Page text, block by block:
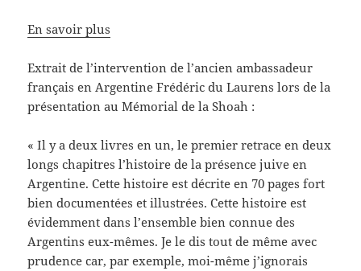
En savoir plus
Extrait de l’intervention de l’ancien ambassadeur
français en Argentine Frédéric du Laurens lors de la
présentation au Mémorial de la Shoah :
« Il y a deux livres en un, le premier retrace en deux
longs chapitres l’histoire de la présence juive en
Argentine. Cette histoire est décrite en 70 pages fort
bien documentées et illustrées. Cette histoire est
évidemment dans l’ensemble bien connue des
Argentins eux-mêmes. Je le dis tout de même avec
prudence car, par exemple, moi-même j’ignorais